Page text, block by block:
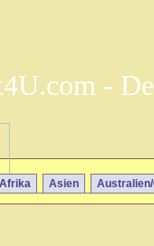
-
Afrika Asien